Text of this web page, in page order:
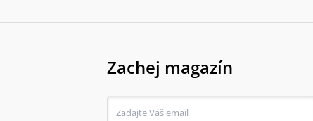
Zachej magazín